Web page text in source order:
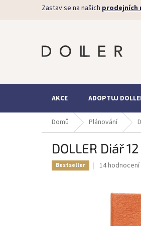
Zastav se na našich prodejních
AKCE ADOPTUJ
Domů Plánování
DOLLER Diář
Bestseller
Průměrné
14 hodnocení